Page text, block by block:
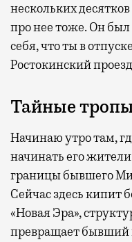
нескольких
про нее тоже. Он
себя, что ты в
Ростокинский
Тайные
Начинаю утро там,
начинать его
границы бывшего
Сейчас здесь кипит
«Новая Эра»,
превращает бывший